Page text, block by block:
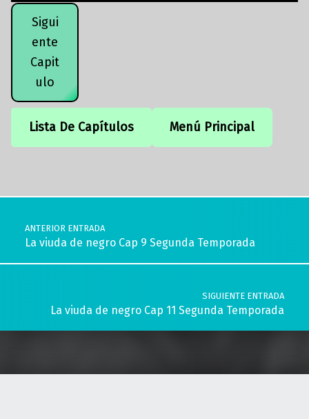
Sigui
ente
Capit
ulo
Lista De Capítulos Menú Principal
Navegación de entradas
ANTERIOR ENTRADA
La viuda de negro Cap 9 Segunda Temporada
SIGUIENTE ENTRADA
La viuda de negro Cap 11 Segunda Temporada